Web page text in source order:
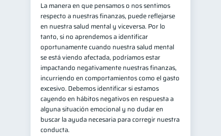
La manera en que pensamos o nos sentimos
respecto a nuestras finanzas, puede reflejarse
en nuestra salud mental y viceversa. Por lo
tanto, si no aprendemos a identificar
oportunamente cuando nuestra salud mental
se está viendo afectada, podríamos estar
impactando negativamente nuestras finanzas,
incurriendo en comportamientos como el gasto
excesivo. Debemos identificar si estamos
cayendo en hábitos negativos en respuesta a
alguna situación emocional y no dudar en
buscar la ayuda necesaria para corregir nuestra
conducta.